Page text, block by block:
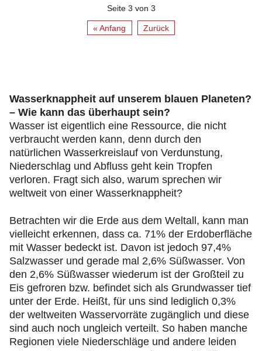
Seite 3 von 3
« Anfang Zurück
Wasserknappheit auf unserem blauen Planeten?
– Wie kann das überhaupt sein?
Wasser ist eigentlich eine Ressource, die nicht
verbraucht werden kann, denn durch den
natürlichen Wasserkreislauf von Verdunstung,
Niederschlag und Abfluss geht kein Tropfen
verloren. Fragt sich also, warum sprechen wir
weltweit von einer Wasserknappheit?
Betrachten wir die Erde aus dem Weltall, kann man
vielleicht erkennen, dass ca. 71% der Erdoberfläche
mit Wasser bedeckt ist. Davon ist jedoch 97,4%
Salzwasser und gerade mal 2,6% Süßwasser. Von
den 2,6% Süßwasser wiederum ist der Großteil zu
Eis gefroren bzw. befindet sich als Grundwasser tief
unter der Erde. Heißt, für uns sind lediglich 0,3%
der weltweiten Wasservorräte zugänglich und diese
sind auch noch ungleich verteilt. So haben manche
Regionen viele Niederschläge und andere leiden